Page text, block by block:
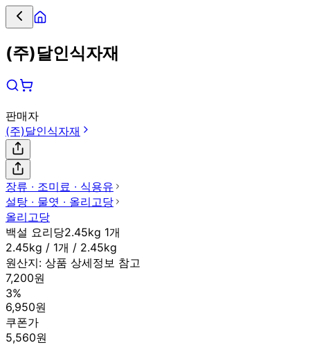
(주)달인식자재
판매자
(주)달인식자재
장류 ∙ 조미료 ∙ 식용유
설탕 ∙ 물엿 ∙ 올리고당
올리고당
백설 요리당2.45kg 1개
2.45kg / 1개 / 2.45kg
원산지: 상품 상세정보 참고
7,200원
3%
6,950원
쿠폰가
5,560원